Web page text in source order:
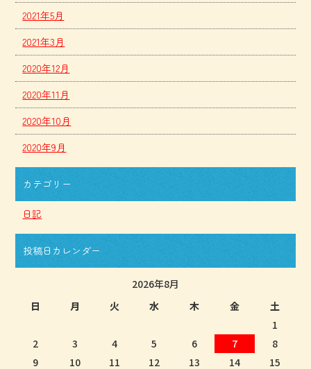
2021年5月
2021年3月
2020年12月
2020年11月
2020年10月
2020年9月
カテゴリー
日記
投稿日カレンダー
2026年8月
日
月 火 水 木 金
土
1
2
3 4 5 6 7
8
9
10 11 12 13 14 15